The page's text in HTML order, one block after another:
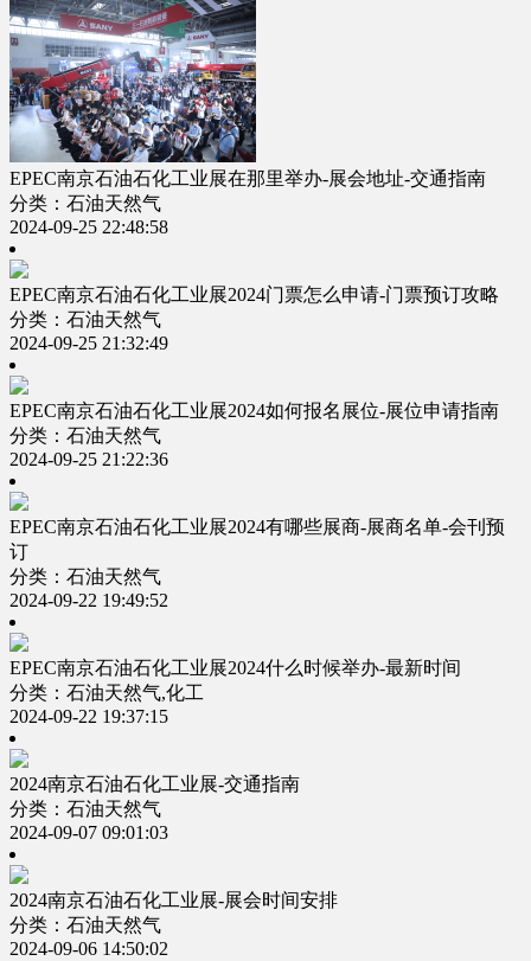
EPEC南京石油石化工业展在那里举办-展会地址-交通指南
分类：石油天然气
2024-09-25 22:48:58
EPEC南京石油石化工业展2024门票怎么申请-门票预订攻略
分类：石油天然气
2024-09-25 21:32:49
EPEC南京石油石化工业展2024如何报名展位-展位申请指南
分类：石油天然气
2024-09-25 21:22:36
EPEC南京石油石化工业展2024有哪些展商-展商名单-会刊预
订
分类：石油天然气
2024-09-22 19:49:52
EPEC南京石油石化工业展2024什么时候举办-最新时间
分类：石油天然气,化工
2024-09-22 19:37:15
2024南京石油石化工业展-交通指南
分类：石油天然气
2024-09-07 09:01:03
2024南京石油石化工业展-展会时间安排
分类：石油天然气
2024-09-06 14:50:02